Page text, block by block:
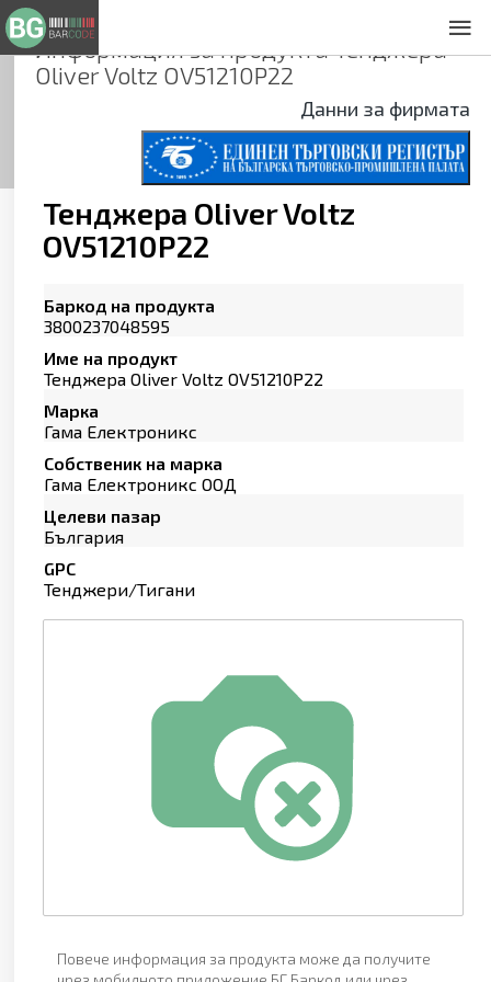
Информация за продуктаТенджера
Oliver Voltz OV51210P22
Данни за фирмата
Тенджера Oliver Voltz
OV51210P22
Баркод на продукта
3800237048595
Име на продукт
Тенджера Oliver Voltz OV51210P22
Марка
Гама Електроникс
Собственик на марка
Гама Електроникс ООД
Целеви пазар
България
GPC
Тенджери/Тигани
Повече информация за продукта може да получите
Общи условия
Декларация за проверителност
Заснемане на продукти
Контакти